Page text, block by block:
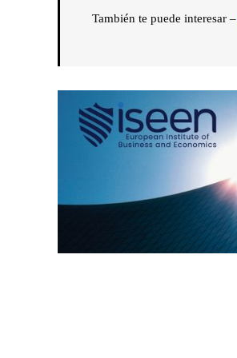
También te puede interesar –